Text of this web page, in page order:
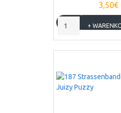
3,50€
+